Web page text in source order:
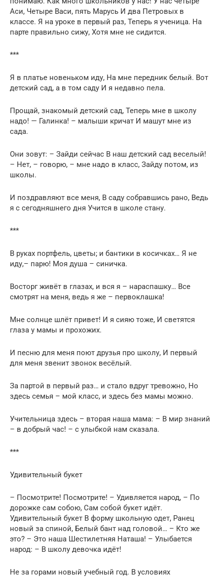
Аси, Четыре Васи, пять Марусь И два Петровых в
классе. Я на уроке в первый раз, Теперь я ученица. На
парте правильно сижу, Хотя мне не сидится.
***
Я в платье новеньком иду, На мне передник белый. Вот
детский сад, а в том саду И я недавно пела.
Прощай, знакомый детский сад, Теперь мне в школу
надо! — Галинка! – малыши кричат И машут мне из
сада.
Они зовут: – Зайди сейчас В наш детский сад веселый!
– Нет, – говорю, – мне надо в класс, Зайду потом, из
школы.
И поздравляют все меня, В саду собравшись рано, Ведь
я с сегодняшнего дня Учится в школе стану.
***
В руках портфель, цветы; и бантики в косичках… Я не
иду,– парю! Моя душа – синичка.
Восторг живёт в глазах, и вся я – нараспашку… Все
смотрят на меня, ведь я же – первоклашка!
Мне солнце шлёт привет! И я сияю тоже, И светятся
глаза у мамы и прохожих.
И песню для меня поют друзья про школу, И первый
для меня звенит звонок весёлый.
За партой в первый раз… и стало вдруг тревожно, Но
здесь семья – мой класс, и здесь без мамы можно.
Учительница здесь – вторая наша мама: – В мир знаний
– в добрый час! – с улыбкой нам сказала.
***
Удивительный букет
– Посмотрите! Посмотрите! – Удивляется народ, – По
дорожке сам собою, Сам собой букет идёт.
Удивительный букет В форму школьную одет, Ранец
новый за спиной, Белый бант над головой… – Кто же
это? – Это наша Шестилетняя Наташа! – Улыбается
народ: – В школу девочка идёт!
Не за горами новый учебный год. В условиях